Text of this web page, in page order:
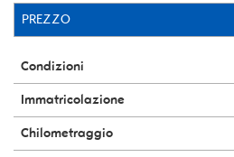
PREZZO
Condizioni
Immatricolazione
Chilometraggio